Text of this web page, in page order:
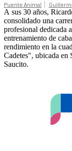
Puente Animal
A sus 30 años,
consolidado una
profesional dedicada
entrenamiento de
rendimiento en la
Cadetes", ubicada en
Saucito.